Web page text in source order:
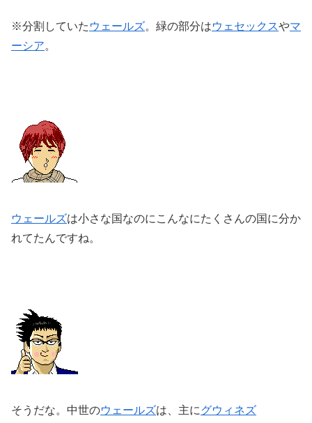
※分割していた ウェールズ。緑の部分はウェセックスやマ
ーシア。
ウェールズは小さな国なのにこんなにたくさんの国に分か
れてたんですね。
そうだな。中世のウェールズは、主にグウィネズ